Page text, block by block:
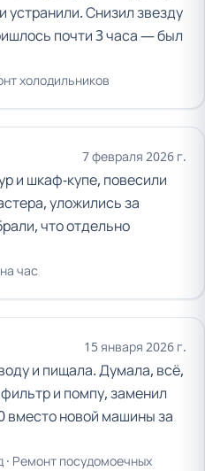
устранили. Снизил звезду
почти 3 часа — был
холодильников
7 февраля 2026 г.
и шкаф-купе, повесили
уложились за
что отдельно
час
15 января 2026 г.
и пищала. Думала, всё,
и помпу, заменил
вместо новой машины за
Ремонт посудомоечных